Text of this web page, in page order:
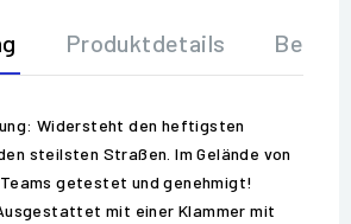
Produktdetails
Widersteht den heftigsten
steilsten Straßen. Im Gelände von
getestet und genehmigt!
mit einer Klammer mit